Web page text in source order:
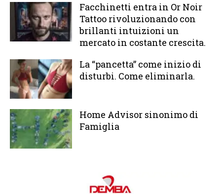
Facchinetti entra in Or Noir
Tattoo rivoluzionando con
brillanti intuizioni un
mercato in costante crescita.
La “pancetta” come inizio di
disturbi. Come eliminarla.
Home Advisor sinonimo di
Famiglia